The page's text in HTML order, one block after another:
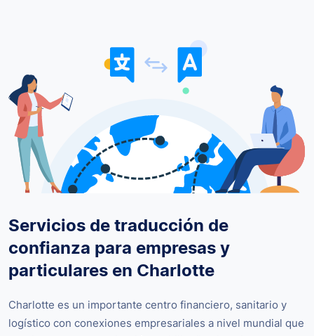
Servicios de traducción de
confianza para empresas y
particulares en Charlotte
Charlotte es un importante centro financiero, sanitario y
logístico con conexiones empresariales a nivel mundial que